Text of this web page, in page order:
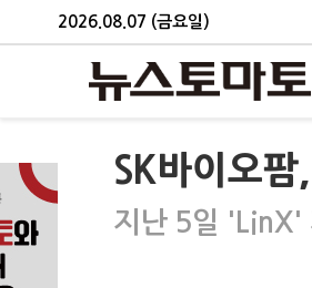
2026.08.07 (금요일)
SK바이오
지난 5일 'LinX'